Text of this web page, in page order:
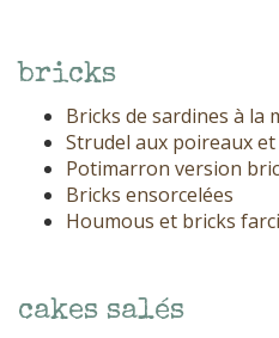
bricks
Bricks de sardines à la
Strudel aux poireaux
Potimarron version
Bricks ensorcelées
Houmous et bricks
cakes salés